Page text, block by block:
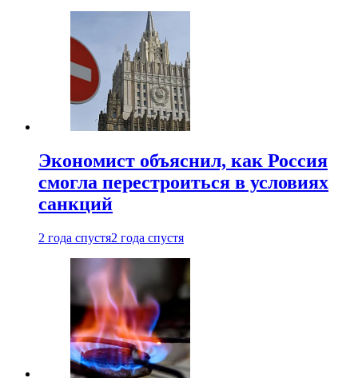
Экономист объяснил, как Россия
смогла перестроиться в условиях
санкций
2 года спустя2 года спустя